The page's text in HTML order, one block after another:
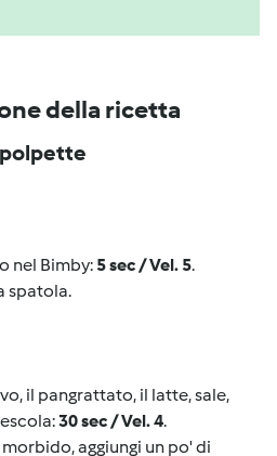
della ricetta
nel Bimby: 5 sec / Vel. 5.
spatola.
il pangrattato, il latte, sale,
30 sec / Vel. 4.
aggiungi un po' di